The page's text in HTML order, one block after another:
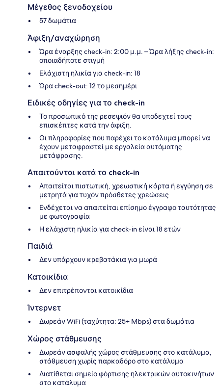
Μέγεθος ξενοδοχείου
57 δωμάτια
Άφιξη/αναχώρηση
Ώρα έναρξης check-in: 2:00 μ.μ. – Ώρα λήξης check-in:
οποιαδήποτε στιγμή
Ελάχιστη ηλικία για check-in: 18
Ώρα check-out: 12 το μεσημέρι
Ειδικές οδηγίες για το check-in
Το προσωπικό της ρεσεψιόν θα υποδεχτεί τους
επισκέπτες κατά την άφιξη.
Οι πληροφορίες που παρέχει το κατάλυμα μπορεί να
έχουν μεταφραστεί με εργαλεία αυτόματης
μετάφρασης.
Απαιτούνται κατά το check-in
Απαιτείται πιστωτική, χρεωστική κάρτα ή εγγύηση σε
μετρητά για τυχόν πρόσθετες χρεώσεις
Ενδέχεται να απαιτείται επίσημο έγγραφο ταυτότητας
με φωτογραφία
Η ελάχιστη ηλικία για check-in είναι 18 ετών
Παιδιά
Δεν υπάρχουν κρεβατάκια για μωρά
Κατοικίδια
Δεν επιτρέπονται κατοικίδια
Ίντερνετ
Δωρεάν WiFi (ταχύτητα: 25+ Mbps) στα δωμάτια
Χώρος στάθμευσης
Δωρεάν ασφαλής χώρος στάθμευσης στο κατάλυμα,
στάθμευση χωρίς παρκαδόρο στο κατάλυμα
Διατίθεται σημείο φόρτισης ηλεκτρικών αυτοκινήτων
στο κατάλυμα